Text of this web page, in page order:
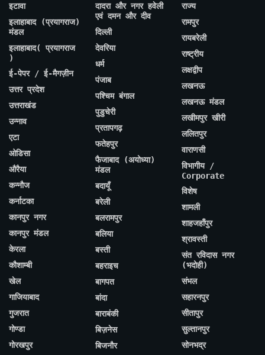
इटावा
इलाहाबाद (प्रयागराज)
मंडल
इलाहाबाद( प्रयागराज
)
ई-पेपर / ई-मैगज़ीन
उत्तर प्रदेश
उत्तराखंड
उन्नाव
एटा
ओडिसा
औरैया
कन्नौज
कर्नाटका
कानपुर नगर
कानपुर मंडल
केरला
कौशाम्बी
खेल
गाजियाबाद
गुजरात
गोण्डा
गोरखपुर
दादरा और नगर हवेली
एवं दमन और दीव
दिल्ली
देवरिया
धर्म
पंजाब
पश्चिम बंगाल
पुडुचेरी
प्रतापगढ़
फतेहपुर
फैजाबाद (अयोध्या)
मंडल
बदायूँ
बरेली
बलरामपुर
बलिया
बस्ती
बहराइच
बागपत
बांदा
बाराबंकी
बिज़नेस
बिजनौर
राज्य
रामपुर
रायबरेली
राष्ट्रीय
लक्षद्वीप
लखनऊ
लखनऊ मंडल
लखीमपुर खीरी
ललितपुर
वाराणसी
विभागीय /
Corporate
विशेष
शामली
शाहजहाँपुर
श्रावस्ती
संत रविदास नगर
(भदोही)
संभल
सहारनपुर
सीतापुर
सुल्तानपुर
सोनभद्र